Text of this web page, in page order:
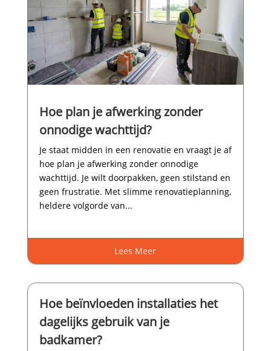
Hoe plan je afwerking zonder
onnodige wachttijd?
Je staat midden in een renovatie en vraagt je af
hoe plan je afwerking zonder onnodige
wachttijd.​ Je wilt doorpakken, geen stilstand en
geen frustratie.​ Met slimme renovatieplanning,
heldere volgorde van...
Lees Meer
Hoe beïnvloeden installaties het
dagelijks gebruik van je
badkamer?